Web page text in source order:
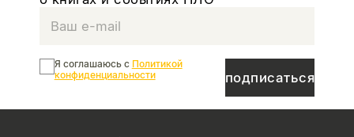
подписаться
Я соглашаюсь с Политикой
конфиденциальности